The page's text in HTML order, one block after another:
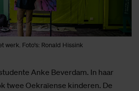
werk. Foto's: Ronald Hissink
Anke Beverdam. In haar
twee Oekraïense kinderen. De